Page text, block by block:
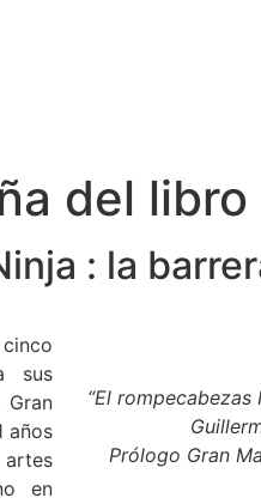
del libro
: la
sus
Gran
años
en
“El
Prólogo Gran